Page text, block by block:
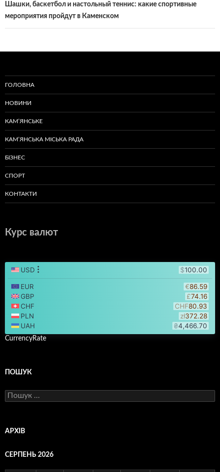
Шашки, баскетбол и настольный теннис: какие спортивные
мероприятия пройдут в Каменском
ГОЛОВНА
НОВИНИ
КАМ’ЯНСЬКЕ
КАМ’ЯНСЬКА МІСЬКА РАДА
БІЗНЕС
СПОРТ
КОНТАКТИ
Курс валют
CurrencyRate
ПОШУК
Пошук:
АРХІВ
СЕРПЕНЬ 2026